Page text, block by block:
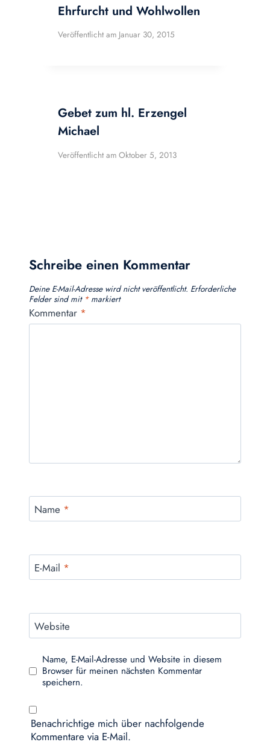
Ehrfurcht und Wohlwollen
Veröffentlicht am Januar 30, 2015
Gebet zum hl. Erzengel
Michael
Veröffentlicht am Oktober 5, 2013
Schreibe einen Kommentar
Deine E-Mail-Adresse wird nicht veröffentlicht. Erforderliche
Felder sind mit *markiert
Kommentar *
Name *
E-Mail *
Website
Name, E-Mail-Adresse und Website in diesem
Browser für meinen nächsten Kommentar
speichern.
Benachrichtige mich über nachfolgende
Kommentare via E-Mail.